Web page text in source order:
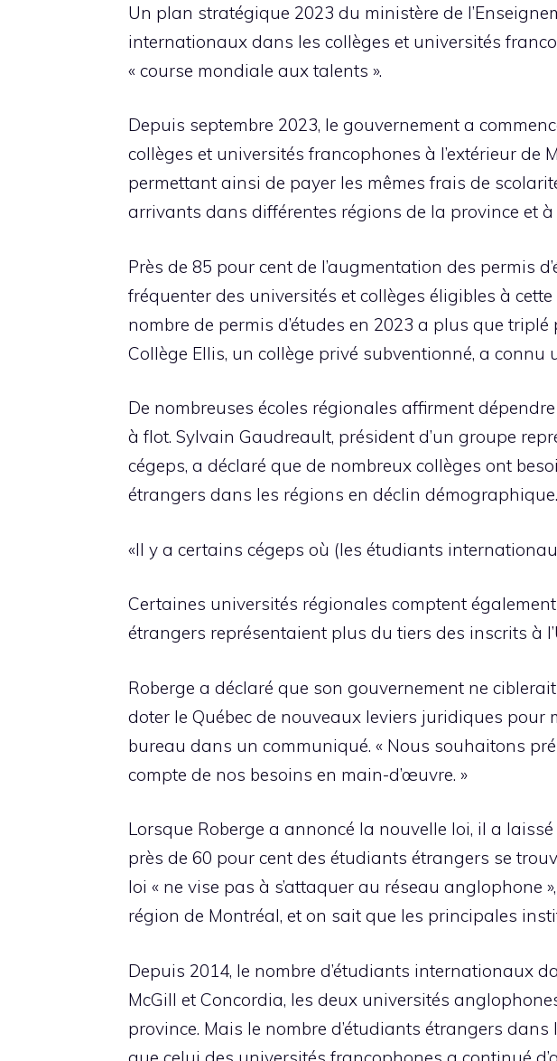
Un plan stratégique 2023 du ministère de
internationaux dans les collèges et universités
« course mondiale aux talents ».
Depuis septembre 2023, le gouvernement a
collèges et universités francophones à l’extérieur
permettant ainsi de payer les mêmes frais de
arrivants dans différentes régions de la province et
Près de 85 pour cent de l’augmentation des permis
fréquenter des universités et collèges éligibles à
nombre de permis d’études en 2023 a plus que
Collège Ellis, un collège privé subventionné, a
De nombreuses écoles régionales affirment
à flot. Sylvain Gaudreault, président d’un groupe
cégeps, a déclaré que de nombreux collèges ont
étrangers dans les régions en déclin démographique.
«Il y a certains cégeps où (les étudiants
Certaines universités régionales comptent
étrangers représentaient plus du tiers des inscrits à
Roberge a déclaré que son gouvernement ne
doter le Québec de nouveaux leviers juridiques pour
bureau dans un communiqué. « Nous souhaitons
compte de nos besoins en main-d’œuvre. »
Lorsque Roberge a annoncé la nouvelle loi, il a
près de 60 pour cent des étudiants étrangers se
loi « ne vise pas à s’attaquer au réseau anglophone
région de Montréal, et on sait que les principales
Depuis 2014, le nombre d’étudiants internationaux
McGill et Concordia, les deux universités
province. Mais le nombre d’étudiants étrangers